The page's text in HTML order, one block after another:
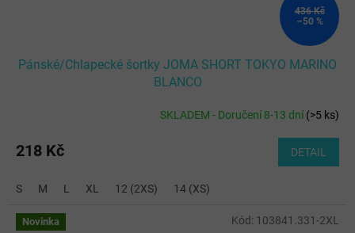
436 Kč
–50 %
Pánské/Chlapecké šortky JOMA SHORT TOKYO MARINO
BLANCO
SKLADEM - Doručení 8-13 dní(>5 ks)
218 Kč DETAIL
S M L XL 12 (2XS) 14 (XS)
Novinka Kód: 103841.331-2XL